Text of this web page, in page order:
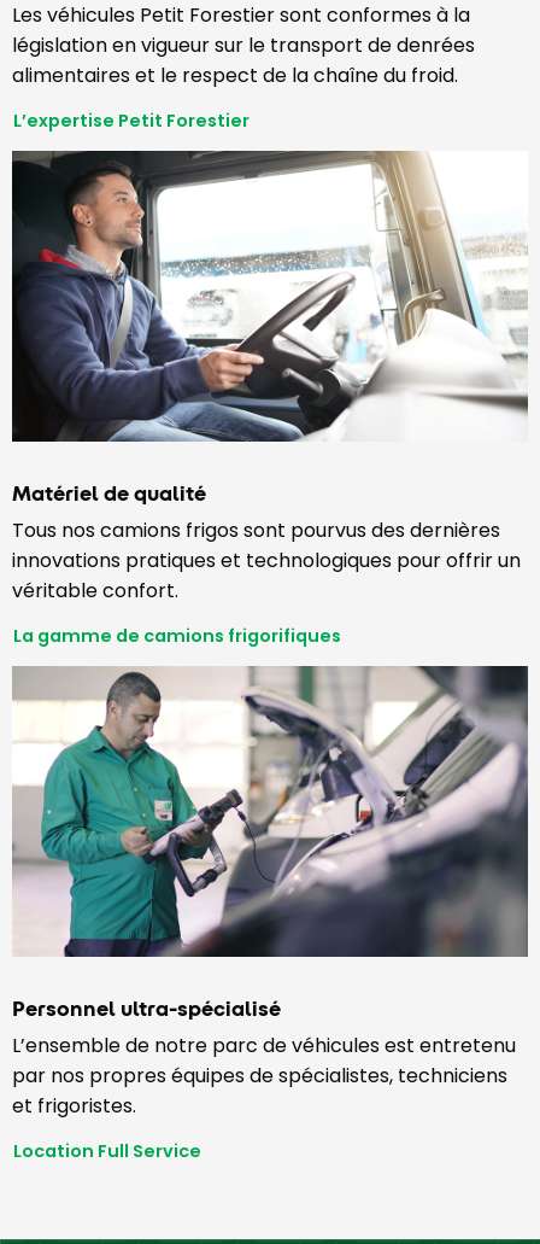
Les véhicules Petit Forestier sont conformes à la
législation en vigueur sur le transport de denrées
alimentaires et le respect de la chaîne du froid.
L’expertise Petit Forestier
Matériel de qualité
Tous nos camions frigos sont pourvus des dernières
innovations pratiques et technologiques pour offrir un
véritable confort.
La gamme de camions frigorifiques
Personnel ultra-spécialisé
L’ensemble de notre parc de véhicules est entretenu
par nos propres équipes de spécialistes, techniciens
et frigoristes.
Location Full Service